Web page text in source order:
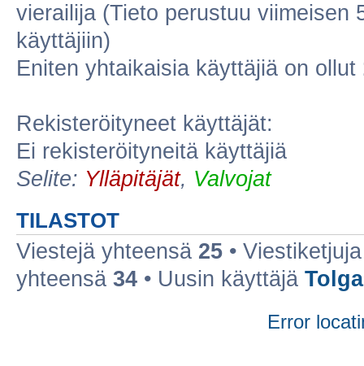
vierailija (Tieto perustuu viimeisen
käyttäjiin)
Eniten yhtaikaisia käyttäjiä on ollut
Rekisteröityneet käyttäjät:
Ei rekisteröityneitä käyttäjiä
Selite: Ylläpitäjät, Valvojat
TILASTOT
Viestejä yhteensä 25 •
yhteensä 34 • Uusin käyttäjä
Error